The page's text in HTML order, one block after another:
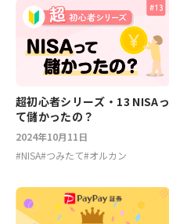
超初心者シリーズ・13 NISAっ
て儲かったの？
2024年10月11日
#NISA#つみたて#オルカン